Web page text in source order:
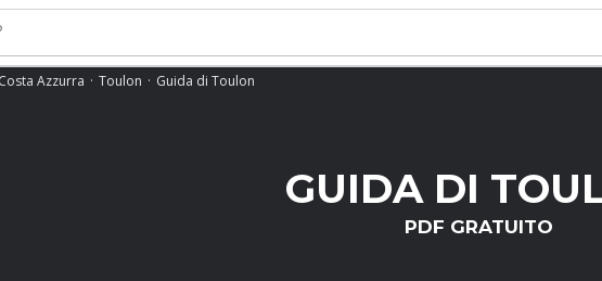
Costa Azzurra Toulon Guida di Toulon
GUIDA DI
PDF GRATUITO